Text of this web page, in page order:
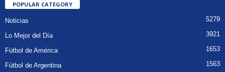
POPULAR CATEGORY
Noticias 5279
Lo Mejor del Día 3921
Fútbol de América 1653
Fútbol de Argentina 1563